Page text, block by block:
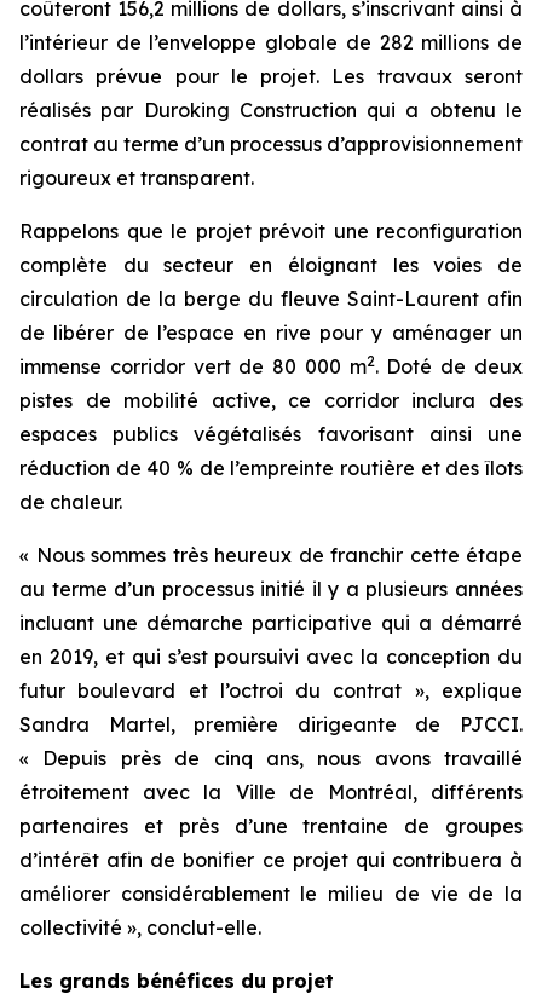
coûteront 156,2 millions de dollars, s’inscrivant ainsi à
l’intérieur de l’enveloppe globale de 282 millions de
dollars prévue pour le projet. Les travaux seront
réalisés par Duroking Construction qui a obtenu le
contrat au terme d’un processus d’approvisionnement
rigoureux et transparent.
Rappelons que le projet prévoit une reconfiguration
complète du secteur en éloignant les voies de
circulation de la berge du fleuve Saint-Laurent afin
de libérer de l’espace en rive pour y aménager un
immense corridor vert de 80 000 m2. Doté de deux
pistes de mobilité active, ce corridor inclura des
espaces publics végétalisés favorisant ainsi une
réduction de 40 % de l’empreinte routière et des îlots
de chaleur.
« Nous sommes très heureux de franchir cette étape
au terme d’un processus initié il y a plusieurs années
incluant une démarche participative qui a démarré
en 2019, et qui s’est poursuivi avec la conception du
futur boulevard et l’octroi du contrat », explique
Sandra Martel, première dirigeante de PJCCI.
« Depuis près de cinq ans, nous avons travaillé
étroitement avec la Ville de Montréal, différents
partenaires et près d’une trentaine de groupes
d’intérêt afin de bonifier ce projet qui contribuera à
améliorer considérablement le milieu de vie de la
collectivité », conclut-elle.
Les grands bénéfices du projet